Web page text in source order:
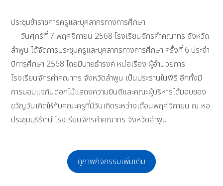
ประชุมข้าราชการครูและบุคลากรทางการศึกษา
วันศุกร์ที่ 7 พฤศจิกายน 2568 โรงเรียนจักรคำคณาทร จังหวัด
ลำพูน ได้จัดการประชุมครูและบุคลากรทางการศึกษา ครั้งที่ 6 ประจำ
ปีการศึกษา 2568 โดยมีนายธำรงค์ หน่อเรือง ผู้อำนวยการ
โรงเรียนจักรคำคณาทร จังหวัดลำพูน เป็นประธานในพิธี อีกทั้งมี
การมอบแจกันดอกไม้แสดงความยินดีและคณะผู้บริหารได้มอบของ
ขวัญวันเกิดให้กับคณะครูที่มีวันเกิดระหว่างเดือนพฤศจิกายน ณ หอ
ประชุมบุรีรัตน์ โรงเรียนจักรคำคณาทร จังหวัดลำพูน
ดูภาพกิจกรรมเพิ่มเติม